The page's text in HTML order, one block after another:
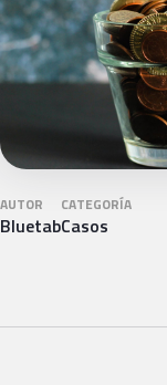
AUTOR
Bluetab
CATEGORÍA
Casos